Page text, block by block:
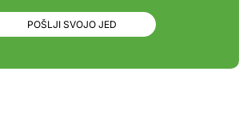
POŠLJI SVOJO JED